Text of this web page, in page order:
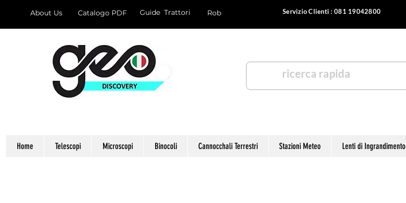
About Us Catalogo PDF Robotica
Guide Trattori Servizio Clienti : 081 19042800
Home Telescopi Microscopi Binocoli Cannocchali Terrestri Stazioni Meteo Lenti di Ingrandimento